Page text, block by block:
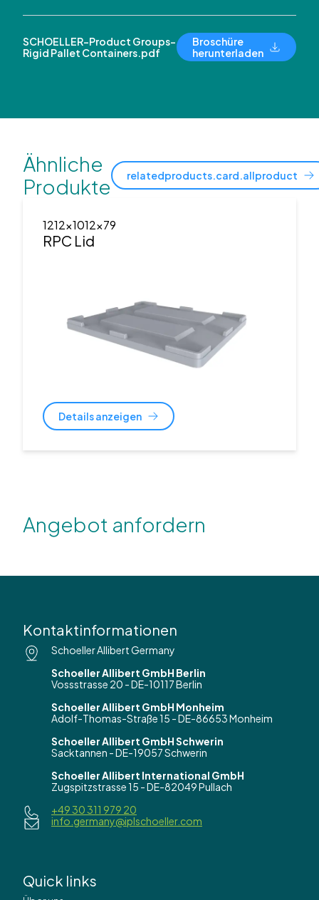
SCHOELLER-Product Groups-
Rigid Pallet Containers.pdf
Broschüre
herunterladen
Ähnliche
Produkte
relatedproducts.card.allproduct
1212x1012x79
RPC Lid
Details anzeigen
Angebot anfordern
Kontaktinformationen
Schoeller Allibert Germany
Schoeller Allibert GmbH Berlin
Vossstrasse 20 - DE-10117 Berlin
Schoeller Allibert GmbH Monheim
Adolf-Thomas-Straße 15 - DE-86653 Monheim
Schoeller Allibert GmbH Schwerin
Sacktannen - DE-19057 Schwerin
Schoeller Allibert International GmbH
Zugspitzstrasse 15 - DE-82049 Pullach
+49 30 311 979 20
info.germany@iplschoeller.com
Quick links